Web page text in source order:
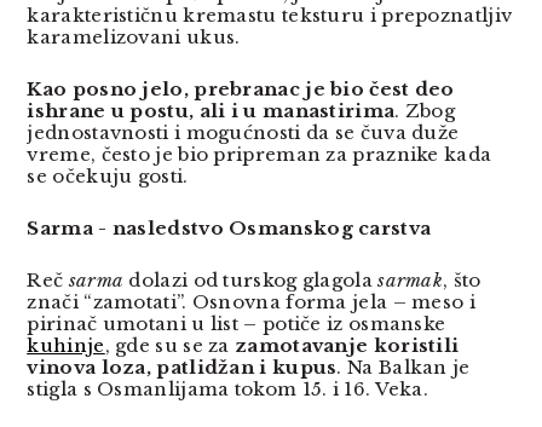
karakterističnu kremastu teksturu i prepoznatljiv
karamelizovani ukus.
Kao posno jelo, prebranac je bio čest deo
ishrane u postu, ali i u manastirima. Zbog
jednostavnosti i mogućnosti da se čuva duže
vreme, često je bio pripreman za praznike kada
se očekuju gosti.
Sarma - nasledstvo Osmanskog carstva
Rečsarma dolazi od turskog glagolasarmak, što
znači “zamotati”. Osnovna forma jela – meso i
pirinač umotani u list – potiče iz osmanske
kuhinje, gde su se za zamotavanje koristili
vinova loza, patlidžan i kupus. Na Balkan je
stigla s Osmanlijama tokom 15. i 16. Veka.